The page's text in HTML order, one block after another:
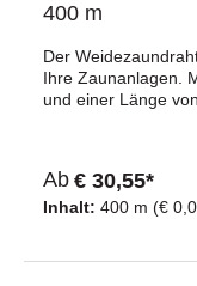
400 m
Der
Ihre Zaunanlagen.
und einer Länge
herkömmlicher
das um 2/3
Bruchlast durch die
dieser Draht leicht
Inhalt: 400 m (€
Ab € 30,55*